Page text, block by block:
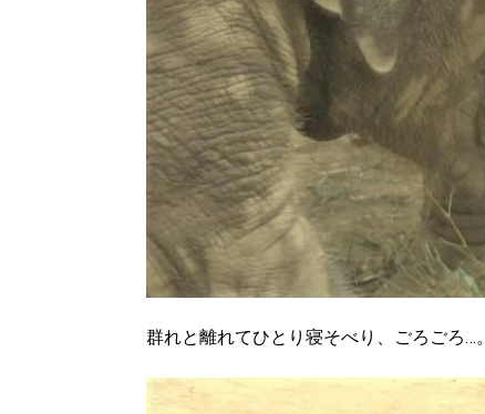
群れと離れてひとり寝そべり、ごろごろ…。